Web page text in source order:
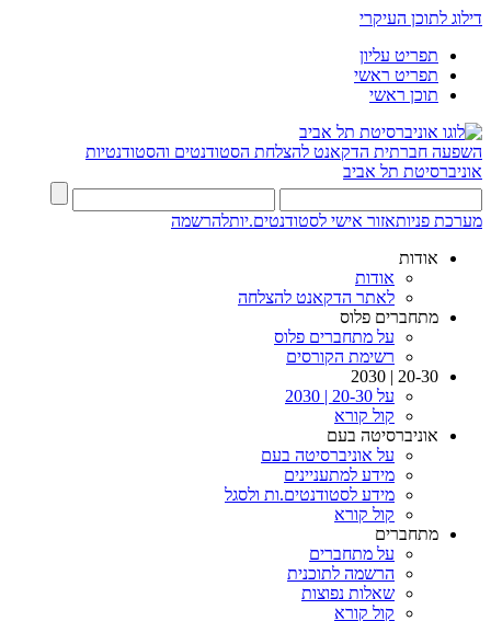
דילוג לתוכן העיקרי
תפריט עליון
תפריט ראשי
תוכן ראשי
השפעה חברתית הדקאנט להצלחת הסטודנטים והסטודנטיות
אוניברסיטת תל אביב
מערכת פניותאזור אישי לסטודנטים.יותלהרשמה
אודות
אודות
לאתר הדקאנט להצלחה
מתחברים פלוס
על מתחברים פלוס
רשימת הקורסים
20-30 | 2030
על 20-30 | 2030
קול קורא
אוניברסיטה בעם
על אוניברסיטה בעם
מידע למתעניינים
מידע לסטודנטים.ות ולסגל
קול קורא
מתחברים
על מתחברים
הרשמה לתוכנית
שאלות נפוצות
קול קורא